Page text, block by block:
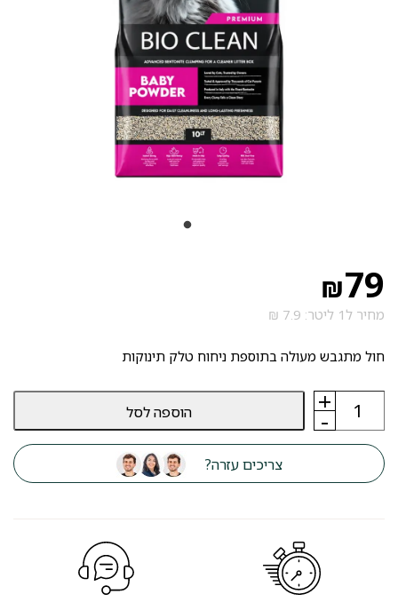
₪79
מחיר ל1 ליטר: 7.9 ₪
חול מתגבש מעולה בתוספת ניחוח טלק תינוקות
-
כמות
חול
מתגבש
לחתול
BIO
CLEAN
+ הוספה לסל
צריכים עזרה?